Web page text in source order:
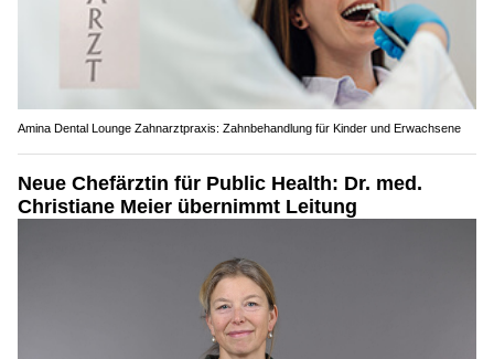
Amina Dental Lounge Zahnarztpraxis: Zahnbehandlung für Kinder und Erwachsene
Neue Chefärztin für Public Health: Dr. med.
Christiane Meier übernimmt Leitung